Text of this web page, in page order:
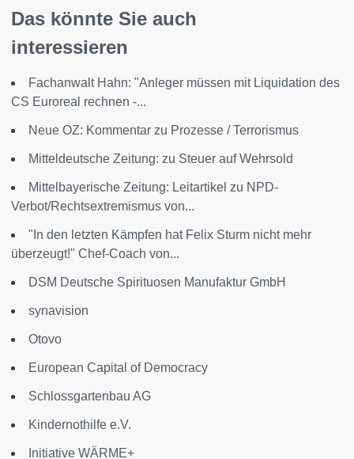
Das könnte Sie auch
interessieren
Fachanwalt Hahn: "Anleger müssen mit Liquidation des
CS Euroreal rechnen -...
Neue OZ: Kommentar zu Prozesse / Terrorismus
Mitteldeutsche Zeitung: zu Steuer auf Wehrsold
Mittelbayerische Zeitung: Leitartikel zu NPD-
Verbot/Rechtsextremismus von...
"In den letzten Kämpfen hat Felix Sturm nicht mehr
überzeugt!" Chef-Coach von...
DSM Deutsche Spirituosen Manufaktur GmbH
synavision
Otovo
European Capital of Democracy
Schlossgartenbau AG
Kindernothilfe e.V.
Initiative WÄRME+